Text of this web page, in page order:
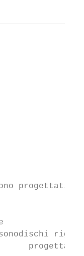
progettati
progettati